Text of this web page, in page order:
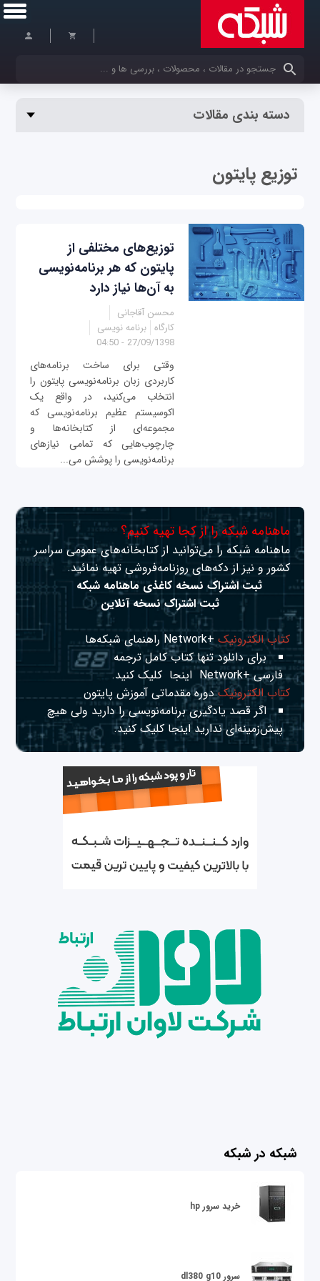
کلمات کلیدی خود را وارد کنید
دسته بندی مقالات
توزیع پایتون
توزیع‌های مختلفی از
پایتون که هر برنامه‌نویسی
به آن‌ها نیاز دارد
محسن آقاجانی
کارگاه برنامه نویسی
27/09/1398 - 04:50
وقتی برای ساخت برنامه‌های
کاربردی زبان برنامه‌نویسی پایتون را
انتخاب می‌کنید، در واقع یک
اکوسیستم عظیم برنامه‌نویسی که
مجموعه‌ای از کتابخانه‌ها و
چارچوب‌هایی که تمامی نیازهای
برنامه‌نویسی را پوشش می‌...
ماهنامه شبکه را از کجا تهیه کنیم؟
ماهنامه شبکه را می‌توانید از کتابخانه‌های عمومی سراسر
کشور و نیز از دکه‌های روزنامه‌فروشی تهیه نمائید.
ثبت اشتراک نسخه کاغذی ماهنامه شبکه
ثبت اشتراک نسخه آنلاین
کتاب الکترونیک+Network راهنمای شبکه‌ها
برای دانلود تنها کتاب کامل ترجمه
فارسی +Network
اینجا کلیک کنید.
کتاب الکترونیکدوره مقدماتی آموزش پایتون
اگر قصد یادگیری برنامه‌نویسی را دارید ولی هیچ
پیش‌زمینه‌ای نداریداینجا کلیک کنید.
شبکه در شبکه
خرید سرور hp
سرور dl380 g10